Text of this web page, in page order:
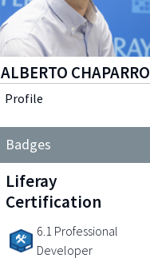
ALBERTO CHAPARRO
Profile
Badges
Liferay
Certification
6.1 Professional
Developer